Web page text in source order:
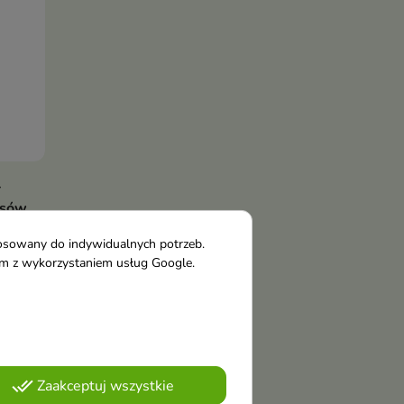
do indywidualnych potrzeb.
z wykorzystaniem usług Google.
done_allZaakceptuj wszystkie